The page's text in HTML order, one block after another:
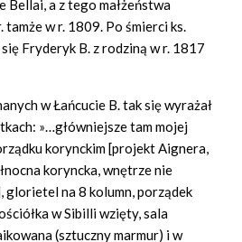
Bellai, a z tego małżeństwa
tamże w r. 1809. Po śmierci ks.
Fryderyk B. z rodziną w r. 1817
w Łańcucie B. tak się wyrażał
»…główniejsze tam mojej
korynckim [projekt Aignera,
koryncka, wnętrze nie
glorietel na 8 kolumn, porządek
w Sibilli wzięty, sala
(sztuczny marmur) i w